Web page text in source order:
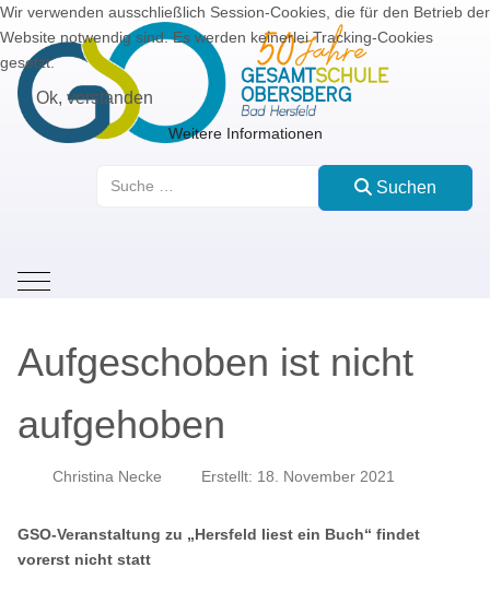
Suchen
Mobile Menu Toggle
Aufgeschoben ist nicht
aufgehoben
Christina Necke Erstellt: 18. November 2021
GSO-Veranstaltung zu „Hersfeld liest ein Buch“ findet
vorerst nicht statt
Wir verwenden ausschließlich Session-Cookies, die für den Betrieb der
Website notwendig sind. Es werden keinerlei Tracking-Cookies
gesetzt.
Ok, verstanden
Weitere Informationen